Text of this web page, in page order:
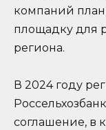
компаний
площадку для
региона.
В 2024 году
соглашение, в